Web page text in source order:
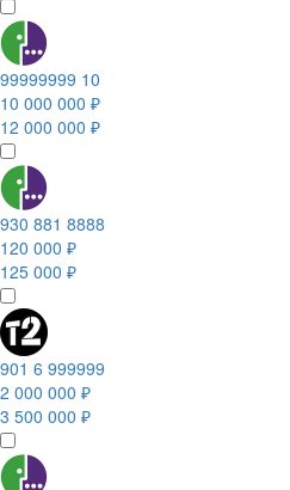
99999999 10
10 000 000 ₽
12 000 000 ₽
930 881 8888
120 000 ₽
125 000 ₽
901 6 999999
2 000 000 ₽
3 500 000 ₽